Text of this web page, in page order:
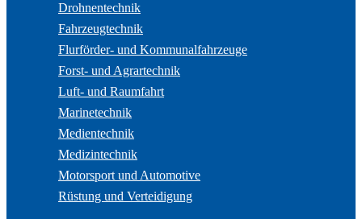
Drohnentechnik
Fahrzeugtechnik
Flurförder- und Kommunalfahrzeuge
Forst- und Agrartechnik
Luft- und Raumfahrt
Marinetechnik
Medientechnik
Medizintechnik
Motorsport und Automotive
Rüstung und Verteidigung